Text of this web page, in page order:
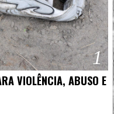
1
VIOLÊNCIA, ABUSO E